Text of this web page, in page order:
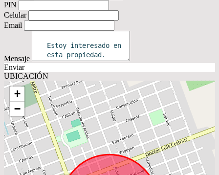
PIN
Celular
Email
Mensaje
Enviar
UBICACIÓN
+
−